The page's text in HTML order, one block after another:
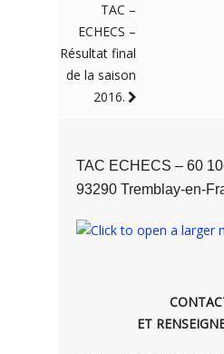
TAC –
ECHECS –
Résultat final
de la saison
2016.
TAC ECHECS – 60
93290 Tremblay-en-
ET